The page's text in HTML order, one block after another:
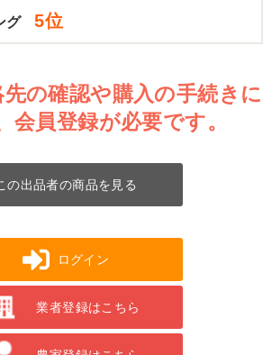
グ 5位
の確認や購入の手続きに
会員登録が必要です。
の出品者の商品を見る
ログイン
業者登録はこちら